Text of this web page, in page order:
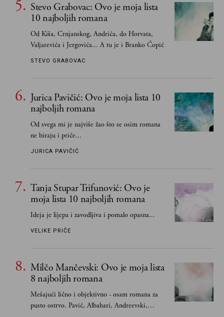
Stevo Grabovac: Ovo je moja lista
10 najboljih romana
Od Kiša, Crnjanskog, Andrića, do Horvata,
Valjarevića i Jergovića... A tu je i Branko Ćopić
STEVO GRABOVAC
Jurica Pavičić: Ovo je moja lista 10
najboljih romana
Od svega mi je najviše žao što se osim romana
ne biraju i priče...
JURICA PAVIČIĆ
Tanja Stupar Trifunović: Ovo je
moja lista 10 najboljih romana
Ideja je lijepa i zavodljiva i pomalo opasna...
VELIKE PRIČE
Milčo Mančevski: Ovo je moja lista
8 najboljih romana
Mešajući lično i objektivno - osam romana za
pusto ostrvo. Pavić, Albahari, Andreevski,